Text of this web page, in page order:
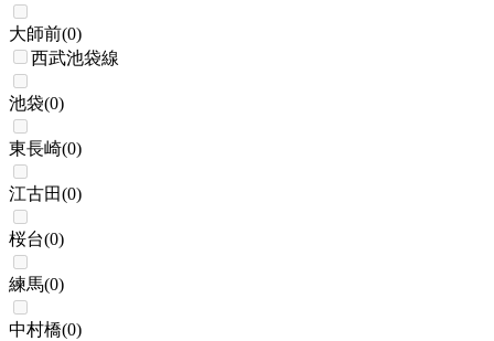
大師前(0)
西武池袋線
池袋(0)
東長崎(0)
江古田(0)
桜台(0)
練馬(0)
中村橋(0)